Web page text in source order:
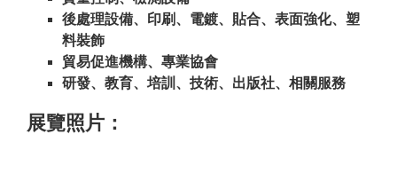
後處理設備、印刷、電鍍、貼合、表面強化、塑
料裝飾
貿易促進機構、專業協會
研發、教育、培訓、技術、出版社、相關服務
展覽照片：